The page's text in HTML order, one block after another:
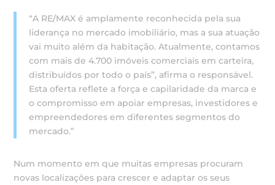
“A RE/MAX é amplamente reconhecida pela sua
liderança no mercado imobiliário, mas a sua atuação
vai muito além da habitação. Atualmente, contamos
com mais de 4.700 imóveis comerciais em carteira,
distribuídos por todo o país”, afirma o responsável.
Esta oferta reflete a força e capilaridade da marca e
o compromisso em apoiar empresas, investidores e
empreendedores em diferentes segmentos do
mercado.”
Num momento em que muitas empresas procuram
novas localizações para crescer e adaptar os seus